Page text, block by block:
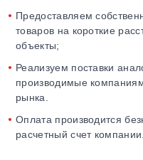
Предоставляем
товаров на короткие
объекты;
Реализуем поставки
производимые
рынка.
Оплата производится
расчетный счет компании.